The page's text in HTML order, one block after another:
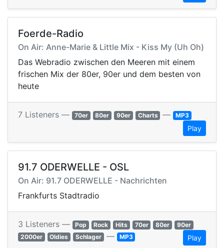
Foerde-Radio
On Air: Anne-Marie & Little Mix - Kiss My (Uh Oh)
Das Webradio zwischen den Meeren mit einem
frischen Mix der 80er, 90er und dem besten von
heute
7 Listeners — 70er 80er 90er Charts — MP3
Play
91.7 ODERWELLE - OSL
On Air: 91.7 ODERWELLE - Nachrichten
Frankfurts Stadtradio
3 Listeners — Pop Rock Hits 70er 80er
90er
2000er
Oldies Schlager — MP3 Play